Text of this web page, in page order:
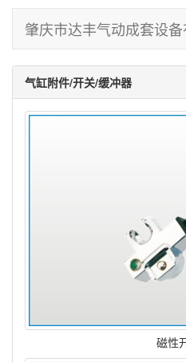
肇庆市达丰气动成套设
气缸附件/开关/缓冲器
磁性